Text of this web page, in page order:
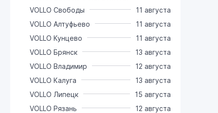
VOLLO Свободы
11 августа
VOLLO Алтуфьево
11 августа
VOLLO Кунцево
11 августа
VOLLO Брянск
13 августа
VOLLO Владимир
12 августа
VOLLO Калуга
13 августа
VOLLO Липецк
15 августа
VOLLO Рязань
12 августа